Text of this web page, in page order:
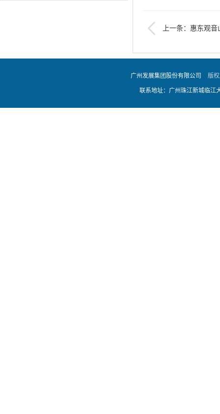
招标人地址：广
上一条：惠东观
广州发展集团股份有限公司 版
联系地址：广州珠江新城临江